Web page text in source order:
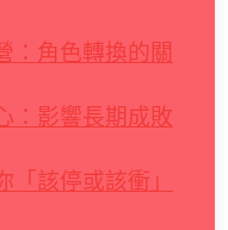
：角色轉換的關
：影響長期成敗
「該停或該衝」